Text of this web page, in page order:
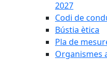
2027
Codi de
Bústia ètica
Pla de
Organismes